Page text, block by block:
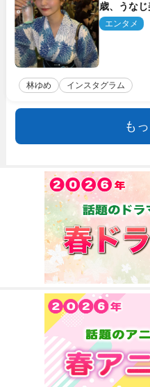
歳、うな
エンタメ
林ゆめ インスタグラム
も